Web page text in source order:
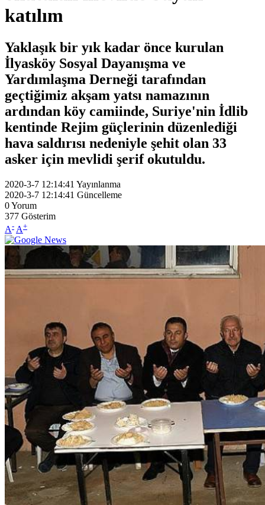
katılım
Yaklaşık bir yık kadar önce kurulan
İlyasköy Sosyal Dayanışma ve
Yardımlaşma Derneği tarafından
geçtiğimiz akşam yatsı namazının
ardından köy camiinde, Suriye'nin İdlib
kentinde Rejim güçlerinin düzenlediği
hava saldırısı nedeniyle şehit olan 33
asker için mevlidi şerif okutuldu.
2020-3-7 12:14:41 Yayınlanma
2020-3-7 12:14:41 Güncelleme
0Yorum
377 Gösterim
A- A+